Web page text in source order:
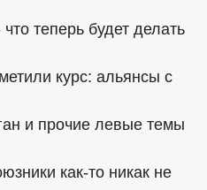
теперь будет делать
курс: альянсы с
и прочие левые темы
как-то никак не